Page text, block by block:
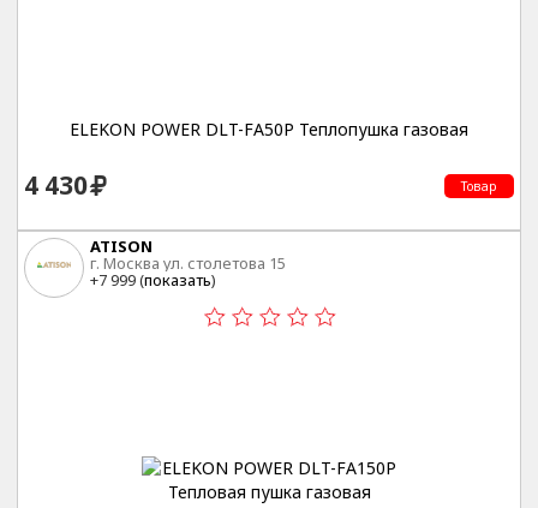
ELEKON POWER DLT-FA50P Теплопушка газовая
4 430 Товар
ATISON
г. Москва ул. столетова 15
+7 999 (показать)